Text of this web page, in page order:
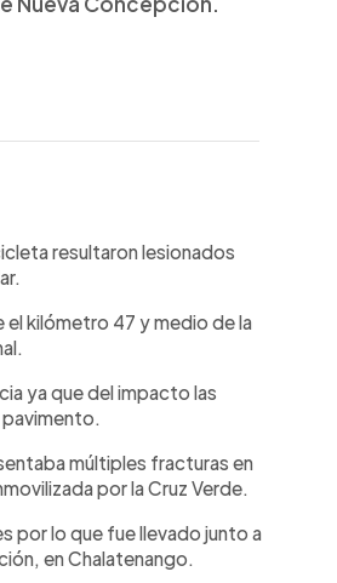
resultaron lesionados
kilómetro 47 y medio de la
ya que del impacto las
múltiples fracturas en
por la Cruz Verde.
por lo que fue llevado junto a
en Chalatenango.